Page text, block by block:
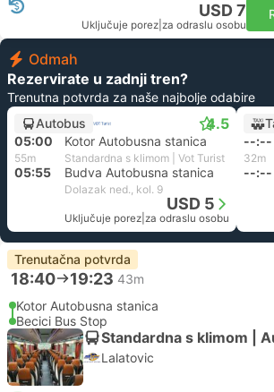
USD 7
Uključuje porez za odraslu osobu
Odmah
Rezervirate u zadnji tren?
Trenutna potvrda za naše najbolje odabire
Autobus
4.5
05:00 Kotor Autobusna stanica
55m Standardna s klimom | Vot Turist
05:55 Budva Autobusna stanica
Dolazak ned., kol. 9
USD 5
Uključuje porez za odraslu osobu
--:--
32m
--:--
Trenutačna potvrda
18:40 19:23 43m
Kotor Autobusna stanica
Becici Bus Stop
Standardna s klimom |
Lalatovic